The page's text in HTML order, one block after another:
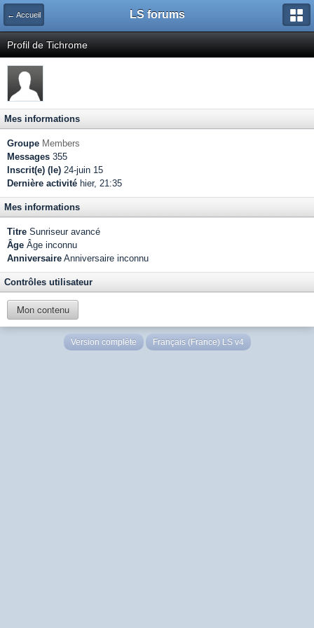
← Accueil LS forums
Profil de Tichrome
Mes informations
Groupe Members
Messages 355
Inscrit(e) (le) 24-juin 15
Dernière activité hier, 21:35
Mes informations
Titre Sunriseur avancé
Âge Âge inconnu
Anniversaire Anniversaire inconnu
Contrôles utilisateur
Mon contenu
Version complète Français (France) LS v4